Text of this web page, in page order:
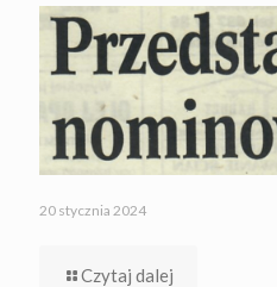
20 stycznia 2024
Czytaj dalej